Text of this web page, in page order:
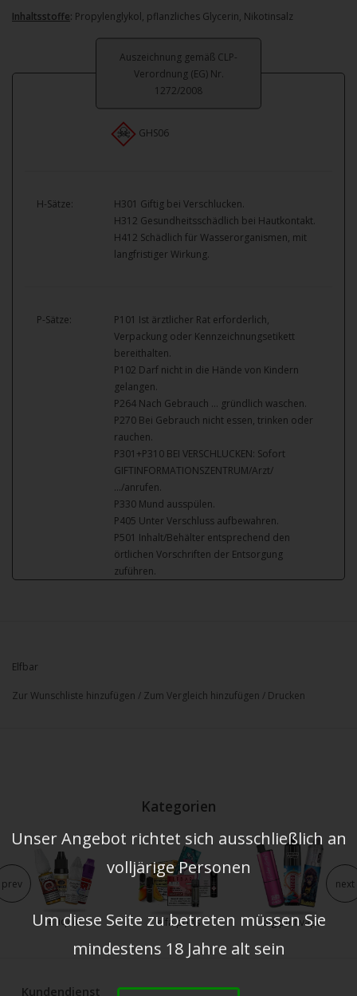
Inhaltsstoffe: Propylenglykol, pflanzliches Glycerin, Nikotinsalz
Auszeichnung gemäß CLP-
Verordnung (EG) Nr.
1272/2008
GHS06
H-Sätze:
H301 Giftig bei Verschlucken.
H312 Gesundheitsschädlich bei Hautkontakt.
H412 Schädlich für Wasserorganismen, mit
langfristiger Wirkung.
P-Sätze:
P101 Ist ärztlicher Rat erforderlich,
Verpackung oder Kennzeichnungsetikett
bereithalten.
P102 Darf nicht in die Hände von Kindern
gelangen.
P264 Nach Gebrauch … gründlich waschen.
P270 Bei Gebrauch nicht essen, trinken oder
rauchen.
P301+P310 BEI VERSCHLUCKEN: Sofort
GIFTINFORMATIONSZENTRUM/Arzt/
…/anrufen.
P330 Mund ausspülen.
P405 Unter Verschluss aufbewahren.
P501 Inhalt/Behälter entsprechend den
örtlichen Vorschriften der Entsorgung
zuführen.
Elfbar
Zur Wunschliste hinzufügen / Zum Vergleich hinzufügen / Drucken
Kategorien
e liquid elfa pods big puff vape
prev next
Kundendienst
Unser Angebot richtet sich ausschließlich an
volljärige Personen
Um diese Seite zu betreten müssen Sie
mindestens 18 Jahre alt sein